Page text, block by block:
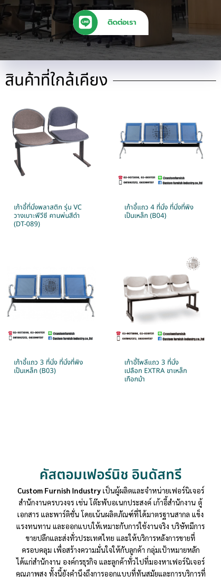
ติดต่อเรา
สินค้าที่ใกล้เคียง
เก้าอี้ที่นั่งพลาสติก รุ่น VC
วางเบาะพีวีซี คานพ่นสีดำ
(DT-089)
เก้าอี้แถว 4 ที่นั่ง ที่นั่งที่พิง
เป็นเหล็ก (B04)
เก้าอี้แถว 3 ที่นั่ง ที่นั่งที่พิง
เป็นเหล็ก (B03)
เก้าอี้โพลีแถว 3 ที่นั่ง
เปลือก EXTRA ขาเหล็ก
เกือกม้า
คัสตอมเฟอร์นิช อินดัสทรี
Custom Furnish Industryเป็นผู้ผลิตและจำหน่ายเฟอร์นิเจอร์
สำนักงานครบวงจร เช่น โต๊ะพับอเนกประสงค์ เก้าอี้สำนักงาน ตู้
เอกสาร และพาร์ติชั่น โดยเน้นผลิตภัณฑ์ที่ได้มาตรฐานสากล แข็ง
แรงทนทาน และออกแบบให้เหมาะกับการใช้งานจริง บริษัทมีการ
ขายปลีกและส่งทั่วประเทศไทย และให้บริการหลังการขายที่
ครอบคลุม เพื่อสร้างความมั่นใจให้กับลูกค้า กลุ่มเป้าหมายหลัก
ได้แก่สำนักงาน องค์กรธุรกิจ และลูกค้าทั่วไปที่มองหาเฟอร์นิเจอร์
คุณภาพสูง ทั้งนี้ยังคำนึงถึงการออกแบบที่ทันสมัยและการบริการที่